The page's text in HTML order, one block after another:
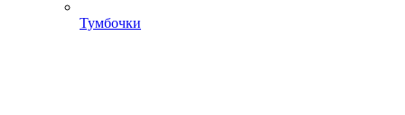
Тумбочки